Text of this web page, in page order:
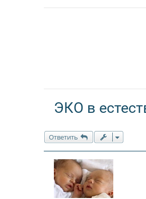
ЭКО в
Ответить